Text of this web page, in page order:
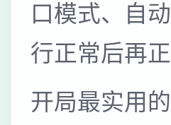
口模式、自
行正常后再正
开局最实用